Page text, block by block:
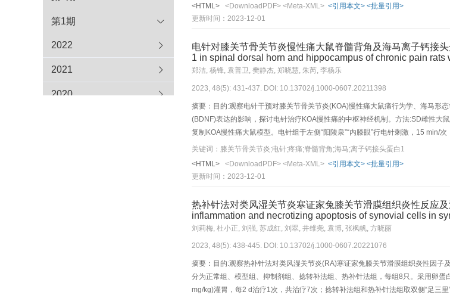
第1期
2022
2021
2020
平，透射电镜法观察缺血侧海马组织神经细胞超微结构。结果:再灌注后与假手术
比较，干预后针刺组神经功能评分升高、脑梗死面积百分比降低(P<0.01),缺血
(P<0.01),神经元结构未见明显损伤，溶酶体增多；模型+3-MA组脑梗死面积百
水肿，初级溶酶体存在。与模型+3-MA组比较，针刺+3-MA组神经功能评分显
Ⅲ型PI3K、Beclin-1、Lamp2表达水平降低(P<0.01,P<0.05),P62表达水平升高
与调控Ⅲ型PI3K/Beclin-1通路，上调海马区自噬相关因子LC3B-Ⅱ/Ⅰ、Lamp2表
<HTML> <DownloadPDF> <Meta-XML> <引用本文> <批量引用>
更新时间：2023-12-01
电针对膝关节骨关节炎慢性痛大鼠脊髓背角及海马离子钙接
1 in spinal dorsal horn and hippocampus of chronic pain rats
郑洁, 杨锋, 袁普卫, 樊静杰, 郑晓慧, 朱芮, 李杨乐
2023, 48(5): 431-437. DOI: 10.13702/j.1000-0607.20211398
摘要：目的:观察电针干预对膝关节骨关节炎(KOA)慢性痛大鼠痛行为学、海马形
(BDNF)表达的影响，探讨电针治疗KOA慢性痛的中枢神经机制。方法:SD雌性
复制KOA慢性痛大鼠模型。电针组于左侧“阳陵泉”“内膝眼”行电针刺激，15 min/
HE染色法观察左侧海马CA1区形态学变化，ELISA法检测左侧腰(L)3—L5脊髓背
及海马CA1区Iba-1的表达，Western blot法检测左侧海马CA1区BDNF的蛋白表
(P<0.01);海马CA1区神经元排列散乱且数量明显减少，细胞轮廓不清晰，细胞核
元在形态、完整性和排列方面均明显优于模型组；脊髓背角及海马CA1区IL-1β
(P<0.01)。结论:电针“阳陵泉”“内膝眼”可缓解KOA大鼠的痛行为表现，其机制
关键词：膝关节骨关节炎;电针;疼痛;脊髓背角;海马;离子钙接头蛋白1
<HTML>
<DownloadPDF> <Meta-XML> <引用本文> <批量引用>
更新时间：2023-12-01
热补针法对类风湿关节炎寒证家兔膝关节滑膜组织炎性反应
inflammation and necrotizing apoptosis of synovial cells in
arthritis
刘莉梅, 杜小正, 刘强, 苏成红, 刘翠, 井维尧, 袁博, 张枫帆, 方晓丽
2023, 48(5): 438-445. DOI: 10.13702/j.1000-0607.20221076
摘要：目的:观察热补针法对类风湿关节炎(RA)寒证家兔膝关节滑膜组织炎性因
分为正常组、模型组、抑制剂组、捻转补法组、热补针法组，每组8只。采用卵
mg/kg)灌胃，每2 d治疗1次，共治疗7次；捻转补法组和热补针法组取双侧“足三